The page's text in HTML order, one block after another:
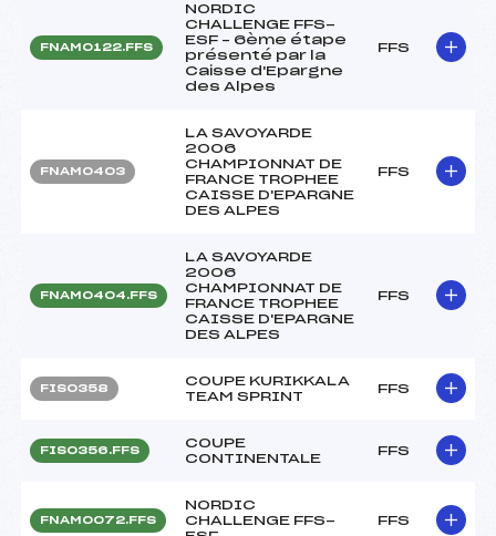
FNAM0122.FFS
NORDIC
CHALLENGE FFS-
ESF – 6ème étape
présenté par la
Caisse d'Epargne
des Alpes
FFS
FNAM0403
LA SAVOYARDE
2006
CHAMPIONNAT DE
FRANCE TROPHEE
CAISSE D'EPARGNE
DES ALPES
FFS
FNAM0404.FFS
LA SAVOYARDE
2006
CHAMPIONNAT DE
FRANCE TROPHEE
CAISSE D'EPARGNE
DES ALPES
FFS
FIS0358
COUPE KURIKKALA
TEAM SPRINT
FFS
FIS0356.FFS
COUPE
CONTINENTALE
FFS
FNAM0072.FFS
NORDIC
CHALLENGE FFS-
FFS